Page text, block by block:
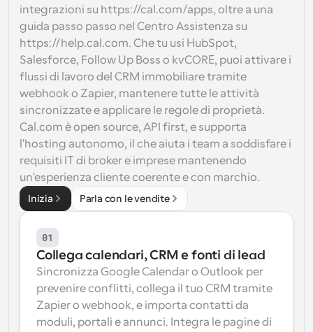
integrazioni su https://cal.com/apps, oltre a una
guida passo passo nel Centro Assistenza su
https://help.cal.com. Che tu usi HubSpot,
Salesforce, Follow Up Boss o kvCORE, puoi attivare i
flussi di lavoro del CRM immobiliare tramite
webhook o Zapier, mantenere tutte le attività
sincronizzate e applicare le regole di proprietà.
Cal.com è open source, API first, e supporta
l'hosting autonomo, il che aiuta i team a soddisfare i
requisiti IT di broker e imprese mantenendo
un'esperienza cliente coerente e con marchio.
Inizia Parla con le vendite
01
Collega calendari, CRM e fonti di lead
Sincronizza Google Calendar o Outlook per
prevenire conflitti, collega il tuo CRM tramite
Zapier o webhook, e importa contatti da
moduli, portali e annunci. Integra le pagine di